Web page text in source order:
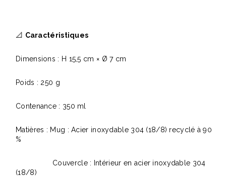
📐 Caractéristiques
Dimensions : H 15,5 cm × Ø 7 cm
Poids : 250 g
Contenance : 350 ml
Matières : Mug : Acier inoxydable 304 (18/8) recyclé à 90
%
Couvercle : Intérieur en acier inoxydable 304
(18/8)